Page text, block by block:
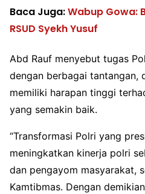
Baca Juga:Wabup Gowa:
RSUD Syekh Yusuf
Abd Rauf menyebut tugas
dengan berbagai tantangan,
memiliki harapan tinggi
yang semakin baik.
“Transformasi Polri yang
meningkatkan kinerja polri
dan pengayom masyarakat,
Kamtibmas. Dengan